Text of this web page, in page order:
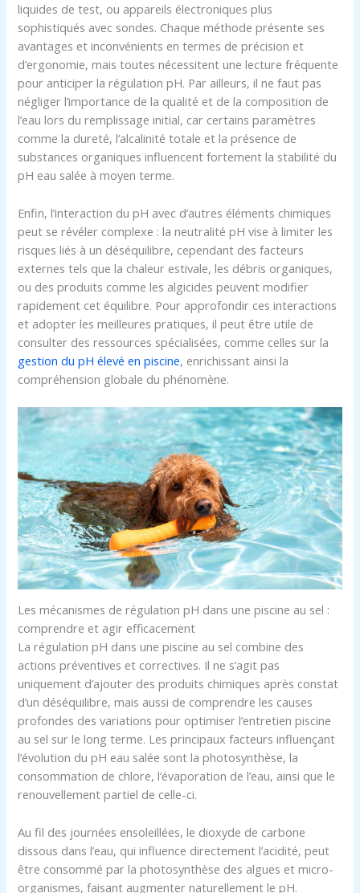
liquides de test, ou appareils électroniques plus
sophistiqués avec sondes. Chaque méthode présente ses
avantages et inconvénients en termes de précision et
d’ergonomie, mais toutes nécessitent une lecture fréquente
pour anticiper la régulation pH. Par ailleurs, il ne faut pas
négliger l’importance de la qualité et de la composition de
l’eau lors du remplissage initial, car certains paramètres
comme la dureté, l’alcalinité totale et la présence de
substances organiques influencent fortement la stabilité du
pH eau salée à moyen terme.
Enfin, l’interaction du pH avec d’autres éléments chimiques
peut se révéler complexe : la neutralité pH vise à limiter les
risques liés à un déséquilibre, cependant des facteurs
externes tels que la chaleur estivale, les débris organiques,
ou des produits comme les algicides peuvent modifier
rapidement cet équilibre. Pour approfondir ces interactions
et adopter les meilleures pratiques, il peut être utile de
consulter des ressources spécialisées, comme celles sur la
gestion du pH élevé en piscine, enrichissant ainsi la
compréhension globale du phénomène.
Les mécanismes de régulation pH dans une piscine au sel :
comprendre et agir efficacement
La régulation pH dans une piscine au sel combine des
actions préventives et correctives. Il ne s’agit pas
uniquement d’ajouter des produits chimiques après constat
d’un déséquilibre, mais aussi de comprendre les causes
profondes des variations pour optimiser l’entretien piscine
au sel sur le long terme. Les principaux facteurs influençant
l’évolution du pH eau salée sont la photosynthèse, la
consommation de chlore, l’évaporation de l’eau, ainsi que le
renouvellement partiel de celle-ci.
Au fil des journées ensoleillées, le dioxyde de carbone
dissous dans l’eau, qui influence directement l’acidité, peut
être consommé par la photosynthèse des algues et micro-
organismes, faisant augmenter naturellement le pH.